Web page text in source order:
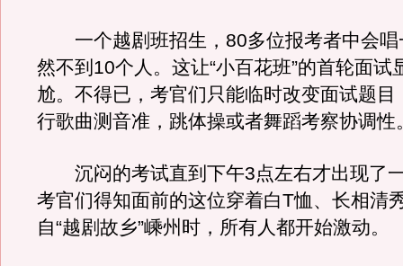
一个越剧班招生，80多位报考者中会唱
然不到10个人。这让“小百花班”的首轮面试
尬。不得已，考官们只能临时改变面试题目
行歌曲测音准，跳体操或者舞蹈考察协调性
沉闷的考试直到下午3点左右才出现了
考官们得知面前的这位穿着白T恤、长相清
自“越剧故乡”嵊州时，所有人都开始激动。